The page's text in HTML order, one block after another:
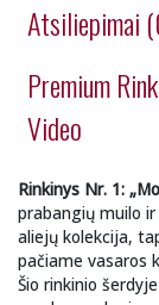
Atsiliepimai
Premium
Video
Rinkinys Nr. 1:
prabangių muilo
aliejų kolekcija,
pačiame vasaros
Šio rinkinio